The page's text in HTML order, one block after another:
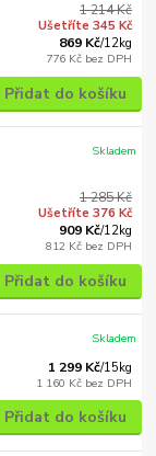
1 214 Kč
Ušetříte 345 Kč
869 Kč/12kg
776 Kč bez DPH
Přidat do košíku
1 285 Kč
Ušetříte 376 Kč
909 Kč/12kg
812 Kč bez DPH
Skladem
Přidat do košíku
1 299 Kč/15kg
1 160 Kč bez DPH
Skladem
Přidat do košíku